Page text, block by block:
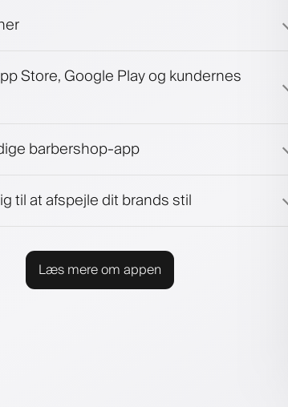
sikkerhedsdepositum
Store, Google Play og kundernes
barbershop-app
til at afspejle dit brands stil
Læs mere om appen